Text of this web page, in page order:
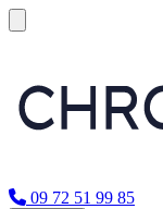
09 72 51 99 85